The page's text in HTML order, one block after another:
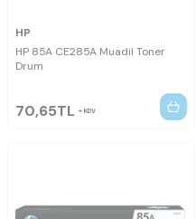
HP
HP 85A CE285A Muadil Toner
Drum
70,65TL KDV